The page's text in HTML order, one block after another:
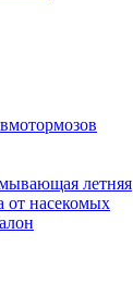
летняя
от насекомых